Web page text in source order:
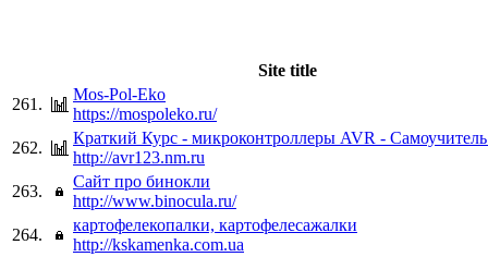
Site title
261.
Mos-Pol-Eko
https://mospoleko.ru/
262.
Краткий Курс - микроконтроллеры AVR - Самоучитель
http://avr123.nm.ru
263.
Сайт про бинокли
http://www.binocula.ru/
264.
картофелекопалки, картофелесажалки
http://kskamenka.com.ua